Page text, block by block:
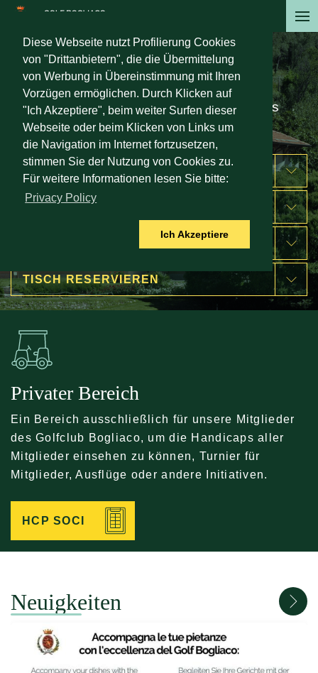
Diese Webseite nutzt Profilierung Cookies
von "Drittanbietern", die die Übermittelung
von Werbung in Übereinstimmung mit Ihren
Vorzügen ermöglichen. Durch Klicken auf
"Ich Akzeptiere", beim weiter Surfen dieser
Webseite oder beim Klicken von Links um
die Navigation im Internet fortzusetzen,
stimmen Sie der Nutzung von Cookies zu.
Für weitere Informationen lesen Sie bitte:
Privacy Policy
Ich Akzeptiere
Direkt
Inhalt
Mitgliederbereich
Privater Bereich für die Mitglieder des
Golfclub Bogliaco
GREEN FEE
TISCH RESERVIEREN
Privater Bereich
Ein Bereich ausschließlich für unsere Mitglieder
des Golfclub Bogliaco, um die Handicaps aller
Mitglieder einsehen zu können, Turnier für
Mitglieder, Ausflüge oder andere Initiativen.
HCP SOCI
Neuigkeiten